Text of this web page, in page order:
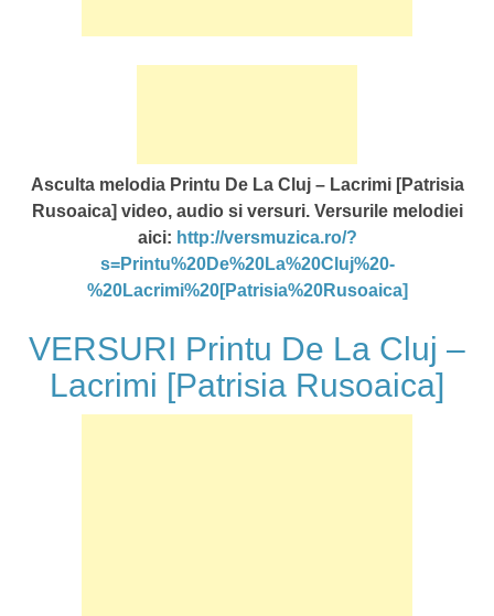
Asculta melodia Printu De La Cluj – Lacrimi [Patrisia
Rusoaica] video, audio si versuri. Versurile melodiei
aici: http://versmuzica.ro/?
s=Printu%20De%20La%20Cluj%20-
%20Lacrimi%20[Patrisia%20Rusoaica]
VERSURI Printu De La Cluj –
Lacrimi [Patrisia Rusoaica]